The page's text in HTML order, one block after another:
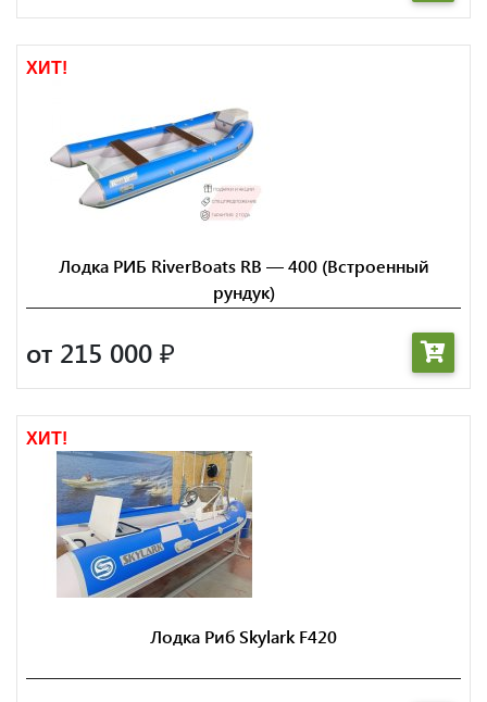
ХИТ!
Лодка РИБ RiverBoats RB — 400 (Встроенный
рундук)
от 215 000 ₽
ХИТ!
Лодка Риб Skylark F420